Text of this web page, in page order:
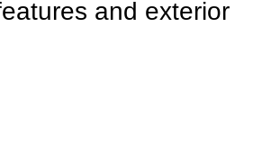
and exterior